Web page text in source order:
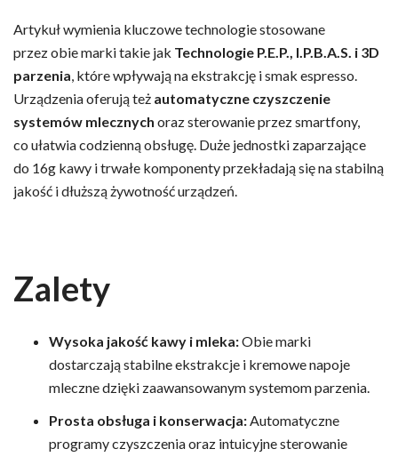
Artykuł wymienia kluczowe technologie stosowane
przez obie marki takie jak Technologie P.E.P., I.P.B.A.S. i 3D
parzenia , które wpływają na ekstrakcję i smak espresso.
Urządzenia oferują też automatyczne czyszczenie
systemów mlecznych oraz sterowanie przez smartfony,
co ułatwia codzienną obsługę. Duże jednostki zaparzające
do 16g kawy i trwałe komponenty przekładają się na stabilną
jakość i dłuższą żywotność urządzeń.
Zalety
Wysoka jakość kawy i mleka:Obie marki
dostarczają stabilne ekstrakcje i kremowe napoje
mleczne dzięki zaawansowanym systemom parzenia.
Prosta obsługa i konserwacja:Automatyczne
programy czyszczenia oraz intuicyjne sterowanie